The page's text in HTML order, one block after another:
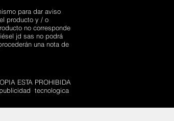
ESTA PROHIBIDA
tecnologica
para dar aviso
producto y / o
no corresponde
jd sas no podrá
una nota de